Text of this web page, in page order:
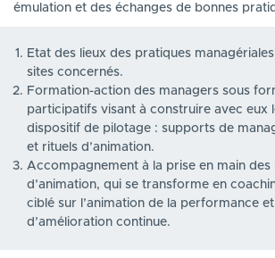
émulation et des échanges de bonnes
Etat des lieux des pratiques
sites concernés.
Formation-action des managers sous
participatifs visant à construire avec eux
dispositif de pilotage : supports de
et rituels d’animation.
Accompagnement à la prise en main des
d’animation, qui se transforme en
ciblé sur l’animation de la performance
d’amélioration continue.